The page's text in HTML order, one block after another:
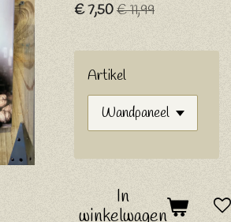
€ 7,50€ 11,99
Artikel
In
winkelwagen